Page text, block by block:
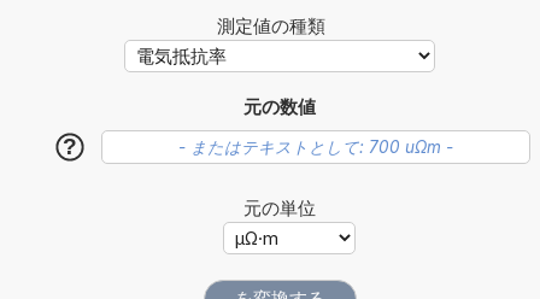
測定値の種類
元の数値
?
元の単位